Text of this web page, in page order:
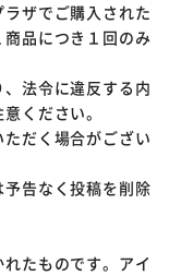
ザでご購入された
品につき１回のみ
法令に違反する内
ください。
だく場合がござい
予告なく投稿を削除
たものです。アイ